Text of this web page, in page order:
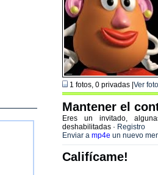
1 fotos, 0 privadas | Ver
Mantener el
Eres un invitado,
deshabilitadas · Registro
Enviar a mp4e un nuevo
Califícame!